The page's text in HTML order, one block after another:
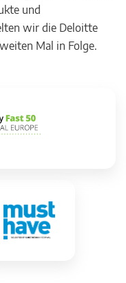
und
wir die Deloitte
Mal in Folge.